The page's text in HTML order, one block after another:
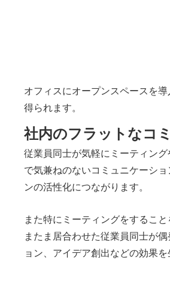
オフィスにオープンスペースを
得られます。
社内のフラットなコ
従業員同士が気軽にミーティン
で気兼ねのないコミュニケーシ
ンの活性化につながります。
また特にミーティングをするこ
またま居合わせた従業員同士が
ョン、アイデア創出などの効果